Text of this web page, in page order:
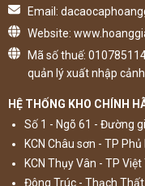
Email:
Website:
Mã số thuế:
quản lý xuất nhập cảnh
HỆ THỐNG KHO CHÍNH
Số 1 - Ngõ 61 - Đường
KCN Châu sơn - TP Phủ
KCN Thụy Vân - TP
Đông Trúc - Thạch Thất